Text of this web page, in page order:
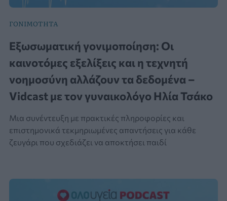
ΓΟΝΙΜΟΤΗΤΑ
Εξωσωματική γονιμοποίηση: Οι
καινοτόμες εξελίξεις και η τεχνητή
νοημοσύνη αλλάζουν τα δεδομένα –
Vidcast με τον γυναικολόγο Ηλία Τσάκο
Μια συνέντευξη με πρακτικές πληροφορίες και
επιστημονικά τεκμηριωμένες απαντήσεις για κάθε
ζευγάρι που σχεδιάζει να αποκτήσει παιδί